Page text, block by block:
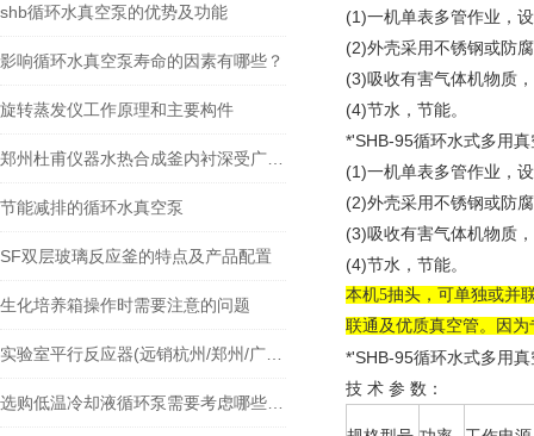
shb循环水真空泵的优势及功能
影响循环水真空泵寿命的因素有哪些？
旋转蒸发仪工作原理和主要构件
节能减排的循环水真空泵
SF双层玻璃反应釜的特点及产品配置
生化培养箱操作时需要注意的问题
(1)一机单表多管作业，
(2)外壳采用不锈钢或防
(3)吸收有害气体机物质
(4)节水，节能。
*'SHB-95循环水式多用
(1)一机单表多管作业，
(2)外壳采用不锈钢或防
(3)吸收有害气体机物质
(4)节水，节能。
本机5抽头，可单独或并
联通及优质真空管。因
*'SHB-95循环水式多用
技 术 参 数：